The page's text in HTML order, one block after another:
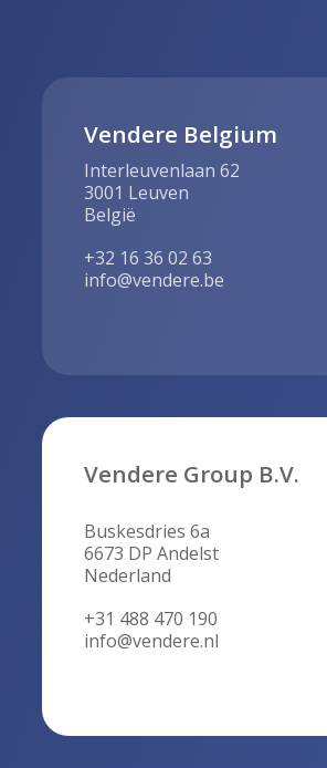
Vendere Belgium
Interleuvenlaan 62
3001 Leuven
België
+32 16 36 02 63
info@vendere.be
Vendere Group B.V.
Buskesdries 6a
6673 DP Andelst
Nederland
+31 488 470 190
info@vendere.nl